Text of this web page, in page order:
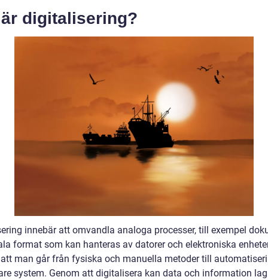
är digitalisering?
innebär att omvandla analoga processer, till exempel
format som kan hanteras av datorer och elektroniska
man går från fysiska och manuella metoder till
system. Genom att digitalisera kan data och information